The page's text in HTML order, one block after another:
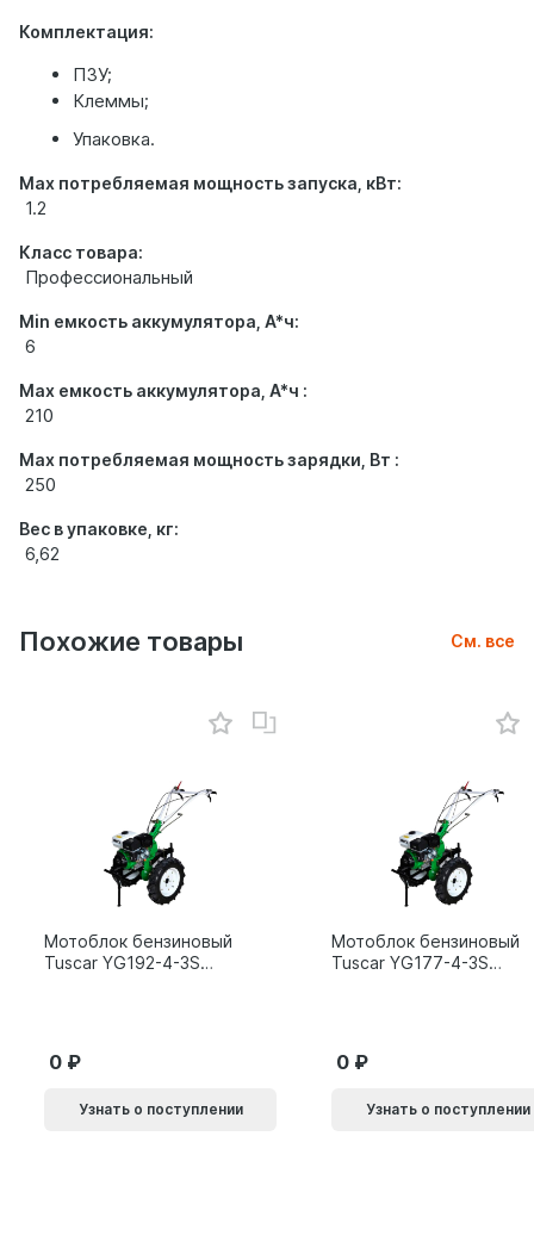
Комплектация:
ПЗУ;
Клеммы;
Упаковка.
Max потребляемая мощность запуска, кВт:
1.2
Класс товара:
Профессиональный
Min емкость аккумулятора, А*ч:
6
Max емкость аккумулятора, А*ч :
210
Max потребляемая мощность зарядки, Вт :
250
Вес в упаковке, кг:
6,62
Похожие товары См. все
Мотоблок бензиновый
Tuscar YG192-4-3S
0
Узнать о поступлении
Мотоблок бензиновый
Tuscar YG177-4-3S
0
Узнать о поступлении